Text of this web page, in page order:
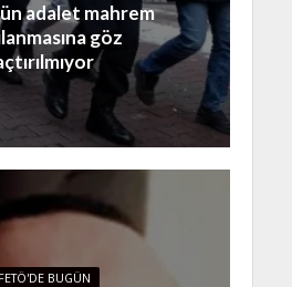
adalet mahrem
göz
FETÖ'DE BUGÜN